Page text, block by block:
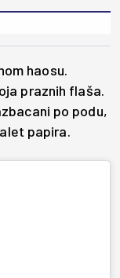
haosu.
praznih flaša.
po podu,
papira.